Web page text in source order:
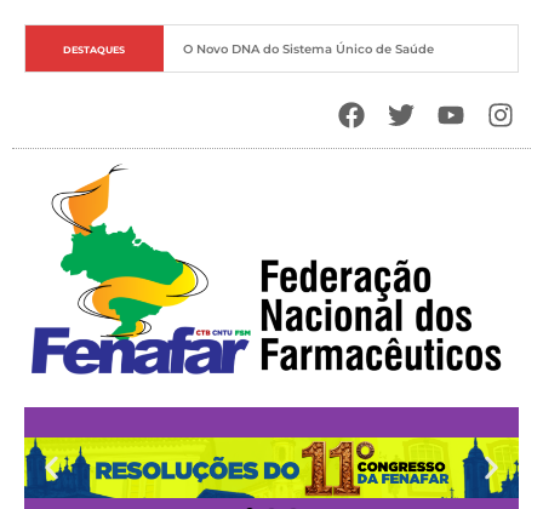
DESTAQUES O Novo DNA do Sistema Único de Saúde